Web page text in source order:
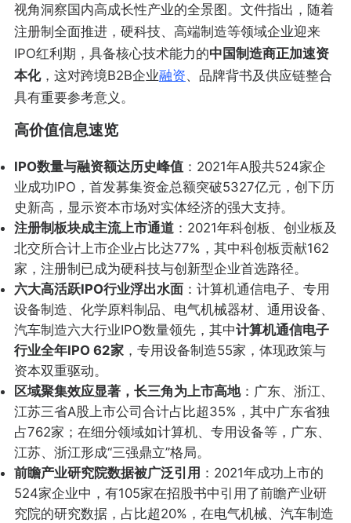
视角洞察国内高成长性产业的全景图。文件指出，随着
注册制全面推进，硬科技、高端制造等领域企业迎来
IPO红利期，具备核心技术能力的中国制造商正加速资
本化，这对跨境B2B企业融资、品牌背书及供应链整合
具有重要参考意义。
高价值信息速览
IPO数量与融资额达历史峰值：2021年A股共524家企
业成功IPO，首发募集资金总额突破5327亿元，创下历
史新高，显示资本市场对实体经济的强大支持。
注册制板块成主流上市通道：2021年科创板、创业板及
北交所合计上市企业占比达77%，其中科创板贡献162
家，注册制已成为硬科技与创新型企业首选路径。
六大高活跃IPO行业浮出水面：计算机通信电子、专用
设备制造、化学原料制品、电气机械器材、通用设备、
汽车制造六大行业IPO数量领先，其中计算机通信电子
行业全年IPO 62家，专用设备制造55家，体现政策与
资本双重驱动。
区域聚集效应显著，长三角为上市高地：广东、浙江、
江苏三省A股上市公司合计占比超35%，其中广东省独
占762家；在细分领域如计算机、专用设备等，广东、
江苏、浙江形成“三强鼎立”格局。
前瞻产业研究院数据被广泛引用 ：2021年成功上市的
524家企业中，有105家在招股书中引用了前瞻产业研
究院的研究数据，占比超20%，在电气机械、汽车制造